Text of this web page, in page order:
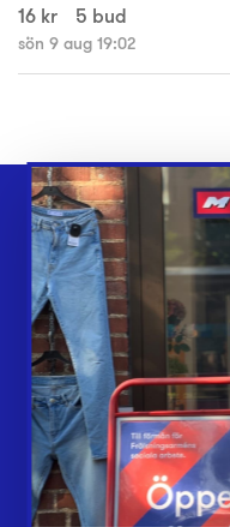
16 kr
5 bud
sön 9 aug 19:02
Webbshop
Butiker
Lämna in
Vårt överskott
Inlämningsplatser
Om Myrorna
Lediga jobb
Pressrum